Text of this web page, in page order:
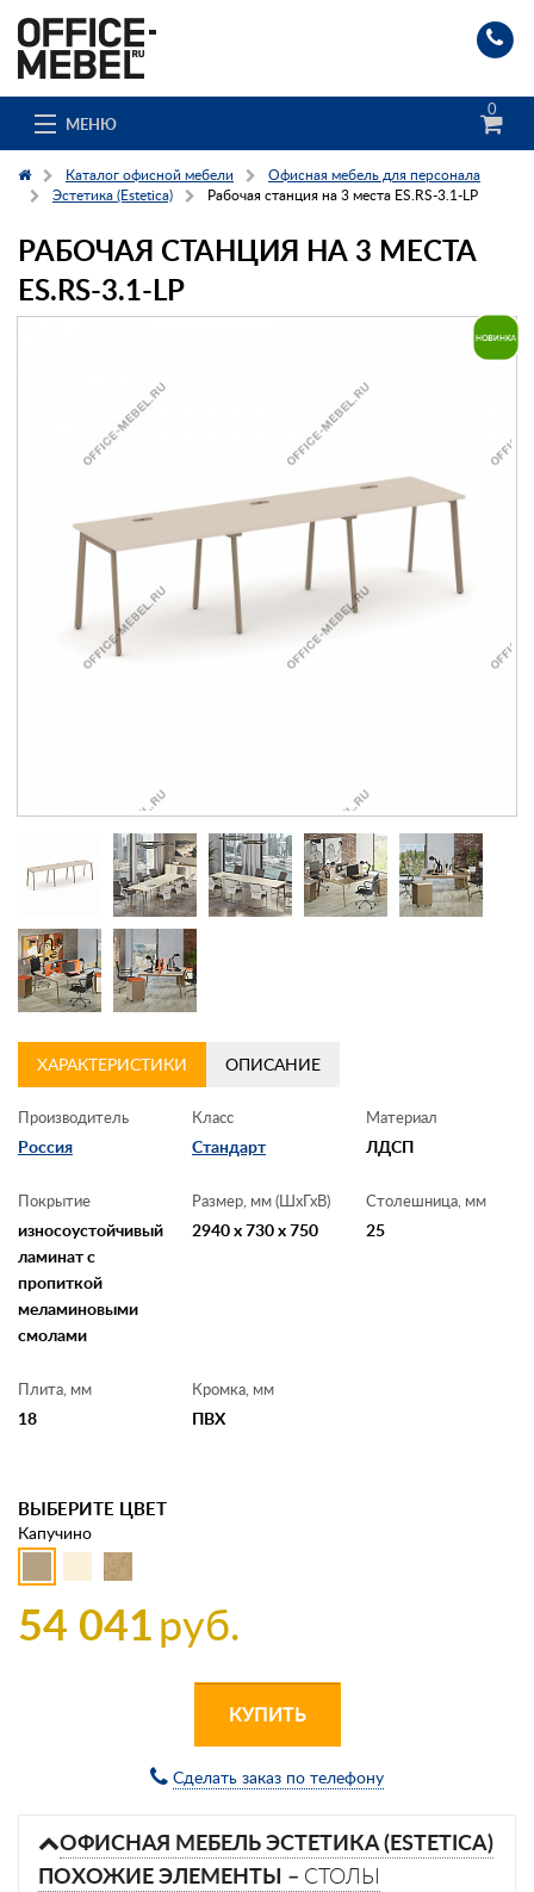
МЕНЮ
0
Каталог
О компании
Гос. заказчикам
Клиенты
Контакты
Заказать обратный звонок
Каталог офисной мебели
Офисная мебель для персонала
Эстетика (Estetica)
Рабочая станция на 3 места ES.RS-3.1-LP
РАБОЧАЯ СТАНЦИЯ НА 3 МЕСТА
ES.RS-3.1-LP
ХАРАКТЕРИСТИКИ ОПИСАНИЕ
Производитель
Россия
Класс
Стандарт
Материал
ЛДСП
Покрытие
износоустойчивый
ламинат с
пропиткой
меламиновыми
смолами
Размер, мм (ШхГхВ)
2940 x 730 x 750
Столешница, мм
25
Плита, мм
18
Кромка, мм
ПВХ
ВЫБЕРИТЕ ЦВЕТ
Капучино
54 041руб.
КУПИТЬ
Сделать заказ по телефону
ОФИСНАЯ МЕБЕЛЬ ЭСТЕТИКА (ESTETICA)
ПОХОЖИЕ ЭЛЕМЕНТЫ – СТОЛЫ